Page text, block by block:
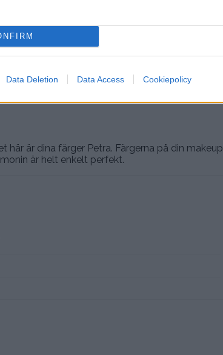
Data Deletion Data Access Cookiepolicy
förvisso fint på dig.
här är dina färger Petra. Färgerna på din makeup
är helt enkelt perfekt.